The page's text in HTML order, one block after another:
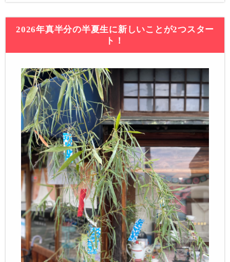
2026年真半分の半夏生に新しいことが2つスター
ト！